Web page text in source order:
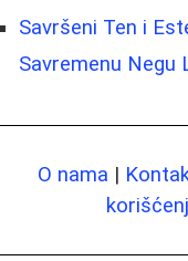
Savršeni Ten i
Savremenu Negu
O nama |